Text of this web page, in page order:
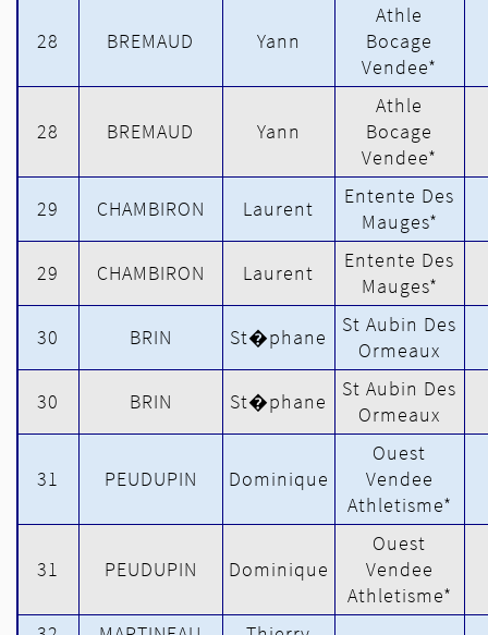
28 BREMAUD Yann
Athle
Bocage
Vendee*
28 BREMAUD Yann
Athle
Bocage
Vendee*
29 CHAMBIRON Laurent
Entente Des
Mauges*
29 CHAMBIRON Laurent
Entente Des
Mauges*
30 BRIN St�phane
St Aubin Des
Ormeaux
30 BRIN St�phane
St Aubin Des
Ormeaux
31 PEUDUPIN Dominique
Ouest
Vendee
Athletisme*
31 PEUDUPIN Dominique
Ouest
Vendee
Athletisme*